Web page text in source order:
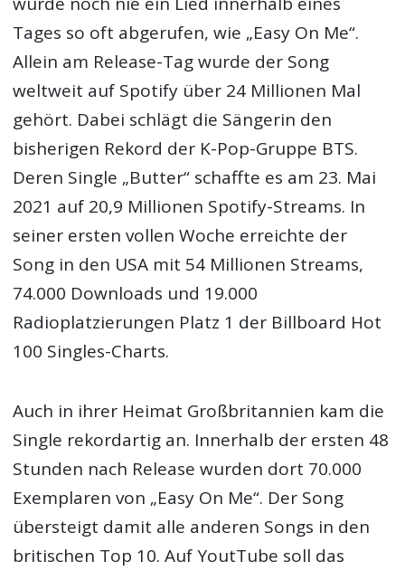
Tages so oft abgerufen, wie „Easy On Me“.
Allein am Release-Tag wurde der Song
weltweit auf Spotify über 24 Millionen Mal
gehört. Dabei schlägt die Sängerin den
bisherigen Rekord der K-Pop-Gruppe BTS.
Deren Single „Butter“ schaffte es am 23. Mai
2021 auf 20,9 Millionen Spotify-Streams. In
seiner ersten vollen Woche erreichte der
Song in den USA mit 54 Millionen Streams,
74.000 Downloads und 19.000
Radioplatzierungen Platz 1 der Billboard Hot
100 Singles-Charts.
Auch in ihrer Heimat Großbritannien kam die
Single rekordartig an. Innerhalb der ersten 48
Stunden nach Release wurden dort 70.000
Exemplaren von „Easy On Me“. Der Song
übersteigt damit alle anderen Songs in den
britischen Top 10. Auf YoutTube soll das